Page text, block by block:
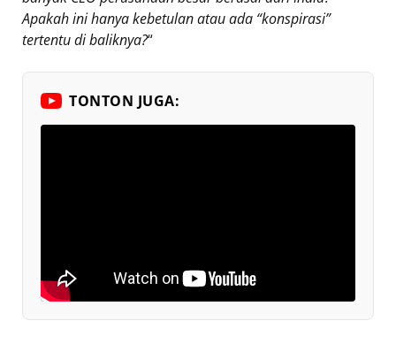
Apakah ini hanya kebetulan atau ada “konspirasi”
tertentu di baliknya?“
TONTON JUGA: